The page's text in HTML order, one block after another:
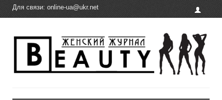
Для связи: online-ua@ukr.net